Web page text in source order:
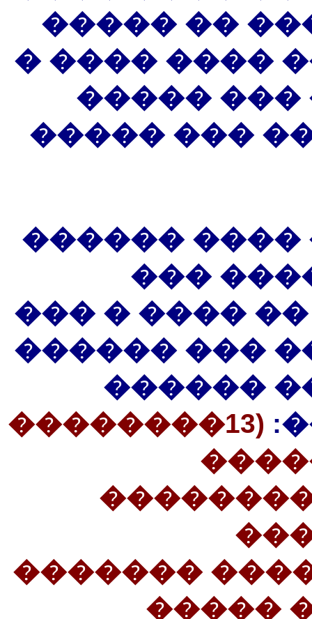
������ �
���� ����
���� ����
��������
����� ����
��
�������
��� ��
� �����
(13��������